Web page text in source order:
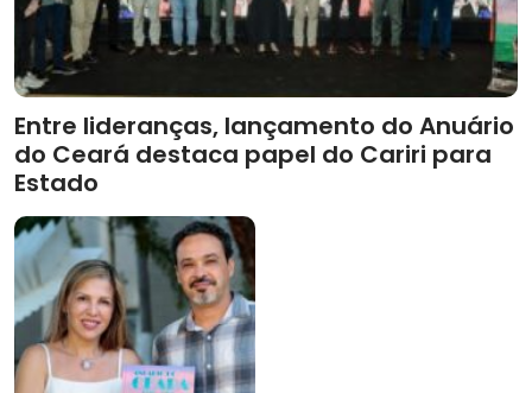
Entre lideranças, lançamento do Anuário
do Ceará destaca papel do Cariri para
Estado